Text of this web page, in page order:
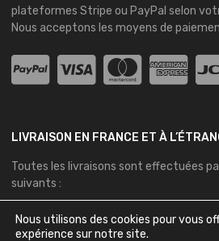
plateformes Stripe ou PayPal selon
Nous acceptons les moyens de
LIVRAISON EN FRANCE ET À
Toutes les livraisons sont effectuées
suivants :
Nous utilisons des cookies pour vous
expérience sur notre site.